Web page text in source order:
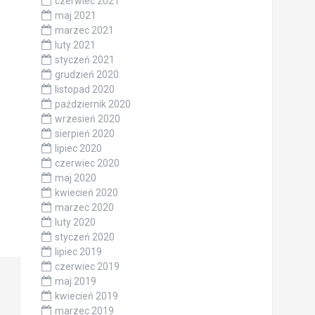
maj 2021
marzec 2021
luty 2021
styczeń 2021
grudzień 2020
listopad 2020
październik 2020
wrzesień 2020
sierpień 2020
lipiec 2020
czerwiec 2020
maj 2020
kwiecień 2020
marzec 2020
luty 2020
styczeń 2020
lipiec 2019
czerwiec 2019
maj 2019
kwiecień 2019
marzec 2019